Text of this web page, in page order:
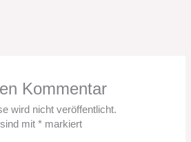
Kommentar
wird nicht veröffentlicht.
sind mit* markiert